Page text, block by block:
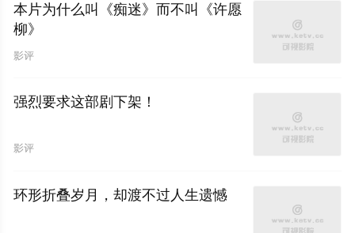
本片为什么叫《痴迷》而不叫《许愿
柳》
影评
强烈要求这部剧下架！
影评
环形折叠岁月，却渡不过人生遗憾